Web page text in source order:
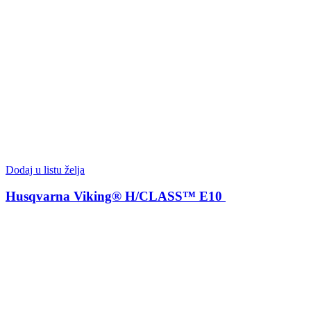
Dodaj u listu želja
Husqvarna Viking® H/CLASS™ E10